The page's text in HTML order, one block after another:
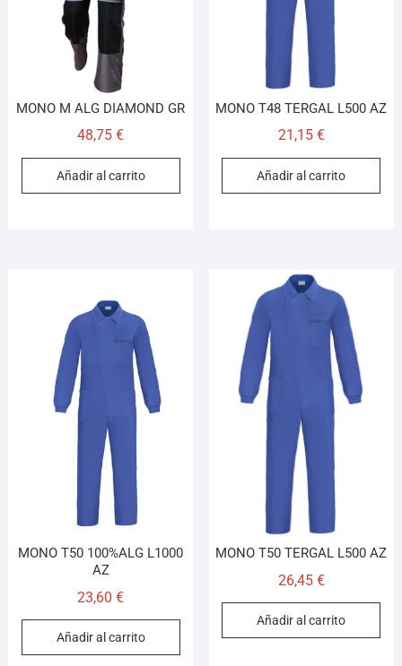
MONO M ALG DIAMOND GR
48,75€
Añadir al carrito
MONO T48 TERGAL L500 AZ
21,15 €
Añadir al carrito
MONO T50 100%ALG L1000
AZ
23,60€
Añadir al carrito
MONO T50 TERGAL L500 AZ
26,45 €
Añadir al carrito